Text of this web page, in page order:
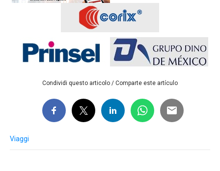
Condividi questo articolo / Comparte este artículo
Viaggi